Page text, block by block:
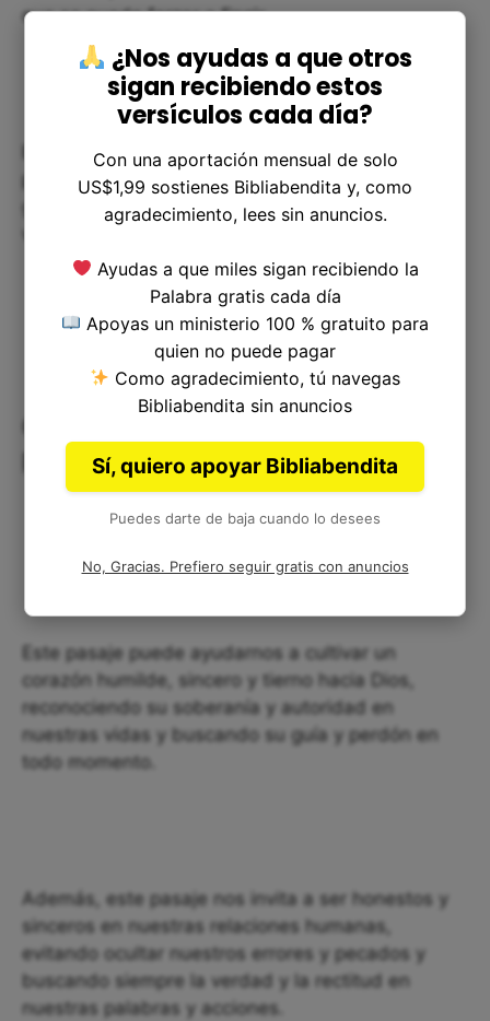
que se pueda forzar o fingir.
El temor a Dios surge de una relación sincera y
profunda con Él, en la que reconocemos su
grandeza, aceptamos su autoridad en nuestras
Cómo puede ayudarnos este
pasaje
Este pasaje puede ayudarnos a cultivar un
corazón humilde, sincero y tierno hacia Dios,
reconociendo su soberanía y autoridad en
nuestras vidas y buscando su guía y perdón en
todo momento.
Además, este pasaje nos invita a ser honestos y
sinceros en nuestras relaciones humanas,
evitando ocultar nuestros errores y pecados y
buscando siempre la verdad y la rectitud en
nuestras palabras y acciones.
¿Nos ayudas a que otros
sigan recibiendo estos
versículos cada día?
Con una aportación mensual de solo
US$1,99 sostienes Bibliabendita y, como
agradecimiento, lees sin anuncios.
Ayudas a que miles sigan recibiendo la
Palabra gratis cada día
Apoyas un ministerio 100 % gratuito para
quien no puede pagar
Como agradecimiento, tú navegas
Bibliabendita sin anuncios
Sí, quiero apoyar Bibliabendita
Puedes darte de baja cuando lo desees
No, Gracias. Prefiero seguir gratis con anuncios